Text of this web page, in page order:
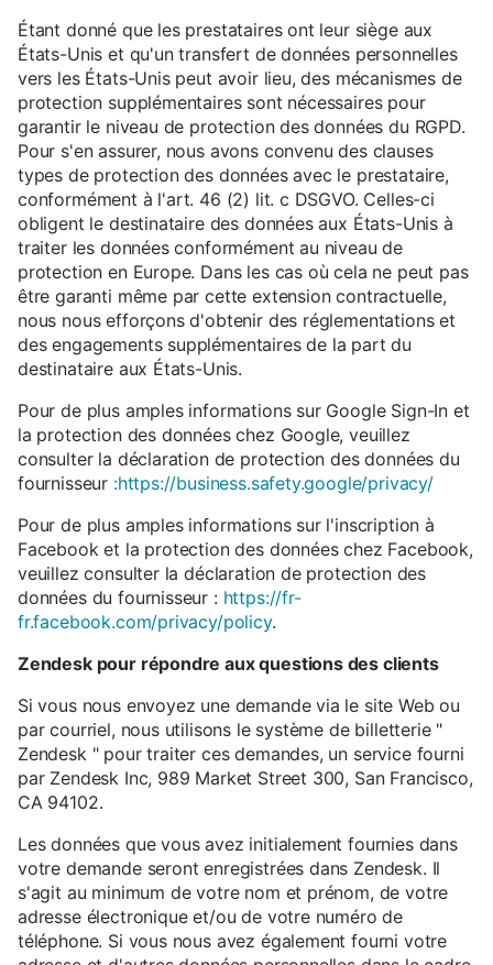
Étant donné que les prestataires ont leur siège aux
États-Unis et qu'un transfert de données personnelles
vers les États-Unis peut avoir lieu, des mécanismes de
protection supplémentaires sont nécessaires pour
garantir le niveau de protection des données du RGPD.
Pour s'en assurer, nous avons convenu des clauses
types de protection des données avec le prestataire,
conformément à l'art. 46 (2) lit. c DSGVO. Celles-ci
obligent le destinataire des données aux États-Unis à
traiter les données conformément au niveau de
protection en Europe. Dans les cas où cela ne peut pas
être garanti même par cette extension contractuelle,
nous nous efforçons d'obtenir des réglementations et
des engagements supplémentaires de la part du
destinataire aux États-Unis.
Pour de plus amples informations sur Google Sign-In et
la protection des données chez Google, veuillez
consulter la déclaration de protection des données du
fournisseur :https://business.safety.google/privacy/
Pour de plus amples informations sur l'inscription à
Facebook et la protection des données chez Facebook,
veuillez consulter la déclaration de protection des
données du fournisseur : https://fr-
fr.facebook.com/privacy/policy.
Zendesk pour répondre aux questions des clients
Si vous nous envoyez une demande via le site Web ou
par courriel, nous utilisons le système de billetterie "
Zendesk " pour traiter ces demandes, un service fourni
par Zendesk Inc, 989 Market Street 300, San Francisco,
CA 94102.
Les données que vous avez initialement fournies dans
votre demande seront enregistrées dans Zendesk. Il
s'agit au minimum de votre nom et prénom, de votre
adresse électronique et/ou de votre numéro de
téléphone. Si vous nous avez également fourni votre